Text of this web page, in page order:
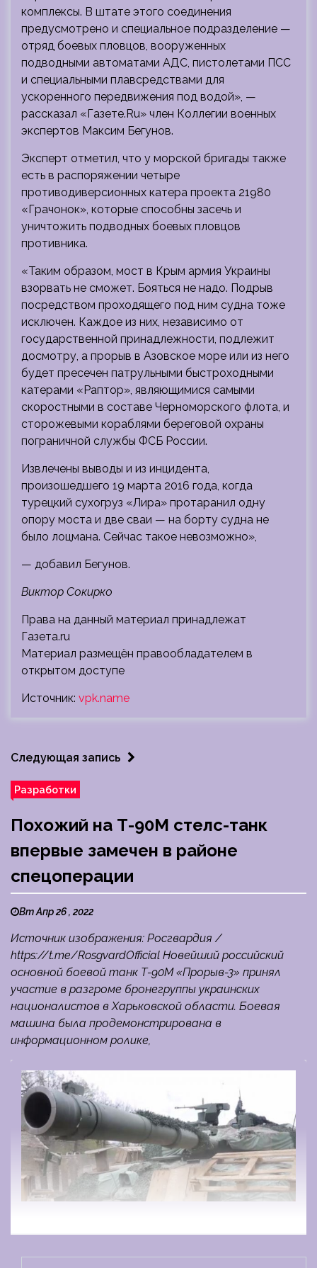
комплексы. В штате этого соединения
предусмотрено и специальное подразделение —
отряд боевых пловцов, вооруженных
подводными автоматами АДС, пистолетами ПСС
и специальными плавсредствами для
ускоренного передвижения под водой», —
рассказал «Газете.Ru» член Коллегии военных
экспертов Максим Бегунов.
Эксперт отметил, что у морской бригады также
есть в распоряжении четыре
противодиверсионных катера проекта 21980
«Грачонок», которые способны засечь и
уничтожить подводных боевых пловцов
противника.
«Таким образом, мост в Крым армия Украины
взорвать не сможет. Бояться не надо. Подрыв
посредством проходящего под ним судна тоже
исключен. Каждое из них, независимо от
государственной принадлежности, подлежит
досмотру, а прорыв в Азовское море или из него
будет пресечен патрульными быстроходными
катерами «Раптор», являющимися самыми
скоростными в составе Черноморского флота, и
сторожевыми кораблями береговой охраны
пограничной службы ФСБ России.
Извлечены выводы и из инцидента,
произошедшего 19 марта 2016 года, когда
турецкий сухогруз «Лира» протаранил одну
опору моста и две сваи — на борту судна не
было лоцмана. Сейчас такое невозможно»,
— добавил Бегунов.
Виктор Сокирко
Права на данный материал принадлежат
Газета.ru
Материал размещён правообладателем в
открытом доступе
Источник: vpk.name
Следующая запись
Разработки
Похожий на Т-90М стелс-танк
впервые замечен в районе
спецоперации
Вт Апр 26 , 2022
Источник изображения: Росгвардия /
https://t.me/RosgvardOfficial Новейший российский
основной боевой танк Т-90М «Прорыв-3» принял
участие в разгроме бронегруппы украинских
националистов в Харьковской области. Боевая
машина была продемонстрирована в
информационном ролике,